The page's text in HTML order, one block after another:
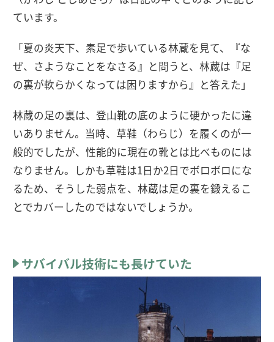
ています。
「夏の炎天下、素足で歩いている林蔵を見て、『な
ぜ、さようなことをなさる』と問うと、林蔵は『足
の裏が軟らかくなっては困りますから』と答えた」
林蔵の足の裏は、登山靴の底のように硬かったに違
いありません。当時、草鞋（わらじ）を履くのが一
般的でしたが、性能的に現在の靴とは比べものには
なりません。しかも草鞋は1日か2日でボロボロにな
るため、そうした弱点を、林蔵は足の裏を鍛えるこ
とでカバーしたのではないでしょうか。
サバイバル技術にも長けていた